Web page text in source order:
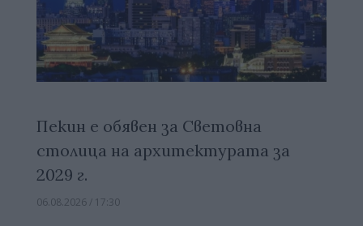
Пекин е обявен за Световна
столица на архитектурата за
2029 г.
06.08.2026 / 17:30